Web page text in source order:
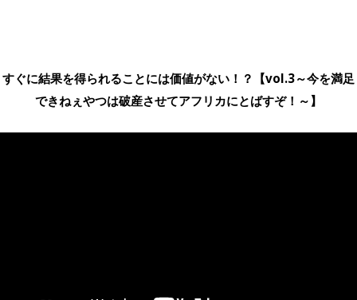
すぐに結果を得られることには価値がない！？【vol.3～今を満足
できねぇやつは破産させてアフリカにとばすぞ！～】